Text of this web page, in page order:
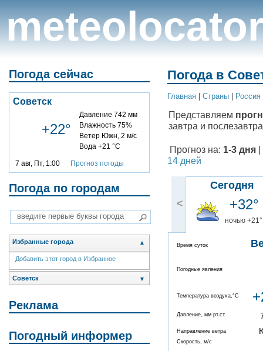
meteolocator
Погода сейчас
Советск
+22°
Давление 742 мм
Влажность 75%
Ветер Южн, 2 м/с
Вода +21 °C
7 авг, Пт, 1:00 Прогноз погоды
Погода по городам
Избранные города ▲
Добавить этот город в Избранное
Советск ▼
Реклама
Погодный информер
Погода в
Главная Cтраны Россия
Представляем
завтра и
Прогноз на: 1-3 дня
14 дней
<
Сегодня
+32°
ночью +21°
Время суток
Погодные явления
Температура воздуха,°C
Давление, мм рт.ст.
Направление ветра
Скорость, м/с